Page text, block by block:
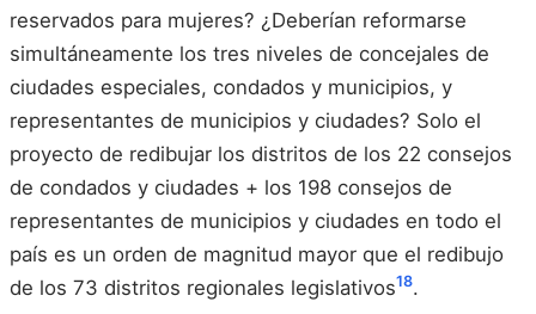
reservados para mujeres? ¿Deberían reformarse
simultáneamente los tres niveles de concejales de
ciudades especiales, condados y municipios, y
representantes de municipios y ciudades? Solo el
proyecto de redibujar los distritos de los 22 consejos
de condados y ciudades + los 198 consejos de
representantes de municipios y ciudades en todo el
país es un orden de magnitud mayor que el redibujo
de los 73 distritos regionales legislativos18.